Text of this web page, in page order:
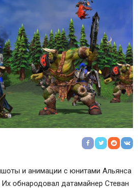
и анимации с юнитами Альянса
обнародовал датамайнер Стеван